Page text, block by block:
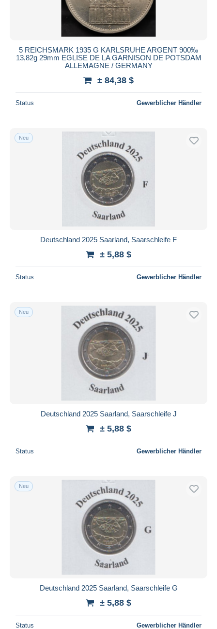
5 REICHSMARK 1935 G KARLSRUHE ARGENT 900‰
13,82g 29mm EGLISE DE LA GARNISON DE POTSDAM
ALLEMAGNE / GERMANY
± 84,38 $
Status Gewerblicher Händler
Neu
Deutschland 2025 Saarland, Saarschleife F
± 5,88 $
Status Gewerblicher Händler
Neu
Deutschland 2025 Saarland, Saarschleife J
± 5,88 $
Status Gewerblicher Händler
Neu
Deutschland 2025 Saarland, Saarschleife G
± 5,88 $
Status Gewerblicher Händler